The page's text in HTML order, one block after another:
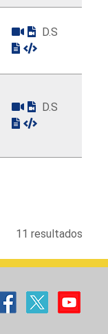
D.S
D.S
11 resultados